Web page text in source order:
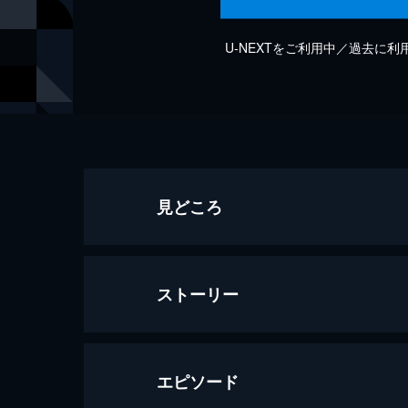
U-NEXTをご利用中／過去に利
見どころ
ストーリー
エピソード